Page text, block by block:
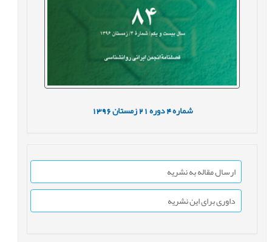
شماره4 دوره21 زمستان1396
ارسال مقاله به نشریه
داوری برای این نشریه